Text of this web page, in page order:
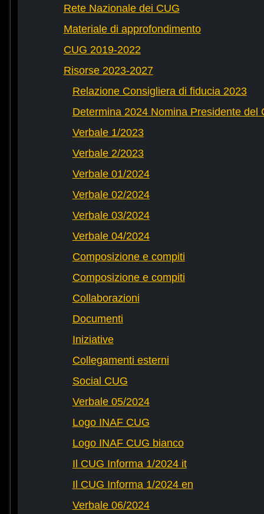
Rete Nazionale dei CUG
Materiale di approfondimento
CUG 2019-2022
Risorse 2023-2027
Relazione Consigliera di fiducia 2023
Determina 2024 Nomina Presidente del
Verbale 1/2023
Verbale 2/2023
Verbale 01/2024
Verbale 02/2024
Verbale 03/2024
Verbale 04/2024
Composizione e compiti
Composizione e compiti
Collaborazioni
Documenti
Iniziative
Collegamenti esterni
Social CUG
Verbale 05/2024
Logo INAF CUG
Logo INAF CUG bianco
Il CUG Informa 1/2024 it
Il CUG Informa 1/2024 en
Verbale 06/2024